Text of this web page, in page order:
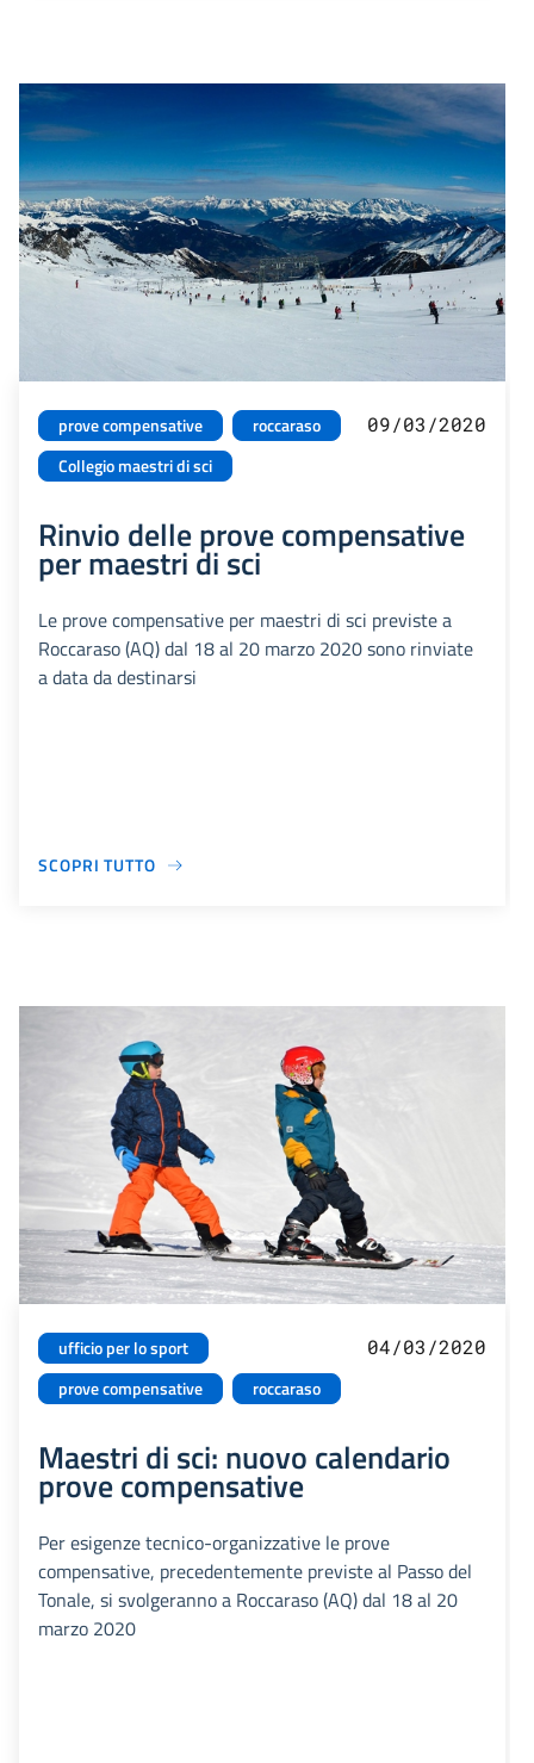
prove compensative
roccaraso
Collegio maestri di sci
09/03/2020
Rinvio delle prove compensative
per maestri di sci
Le prove compensative per maestri di sci previste a
Roccaraso (AQ) dal 18 al 20 marzo 2020 sono rinviate
a data da destinarsi
SCOPRI TUTTO
ufficio per lo sport
prove compensative
roccaraso
04/03/2020
Maestri di sci: nuovo calendario
prove compensative
Per esigenze tecnico-organizzative le prove
compensative, precedentemente previste al Passo del
Tonale, si svolgeranno a Roccaraso (AQ) dal 18 al 20
marzo 2020